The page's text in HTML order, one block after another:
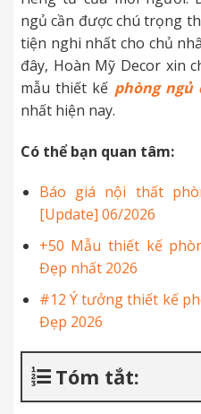
ngủ cần được chú trọng
tiện nghi nhất cho chủ
đây, Hoàn Mỹ Decor xin
mẫu thiết kế phòng ngủ
nhất hiện nay.
Có thể bạn quan tâm:
Báo giá nội thất
[Update] 06/2026
+50 Mẫu thiết kế
Đẹp nhất 2026
#12 Ý tưởng thiết kế
Đẹp 2026
Tóm tắt: